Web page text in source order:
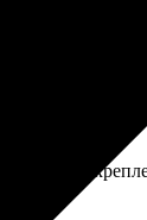
быстро,